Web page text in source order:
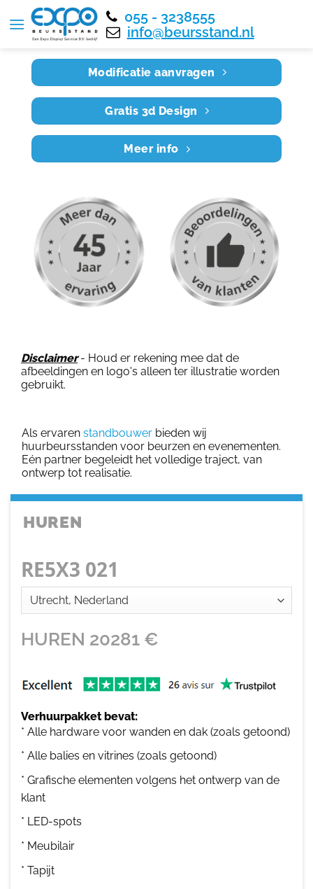
055 - 3238555
info@beursstand.nl
Home RE5X3 021
Modificatie aanvragen
Gratis 3d Design
Meer info
Disclaimer- Houd er rekening mee dat de
afbeeldingen en logo's alleen ter illustratie worden
gebruikt.
Als ervaren standbouwer bieden wij
huurbeursstanden voor beurzen en evenementen.
Eén partner begeleidt het volledige traject, van
ontwerp tot realisatie.
HUREN
RE5X3 021
HUREN 20281 €
Verhuurpakket bevat:
* Alle hardware voor wanden en dak (zoals getoond)
* Alle balies en vitrines (zoals getoond)
* Grafische elementen volgens het ontwerp van de
klant
* LED-spots
* Meubilair
* Tapijt